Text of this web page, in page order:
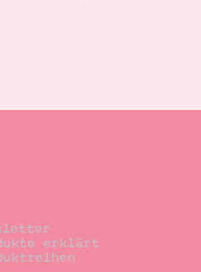
erklärt